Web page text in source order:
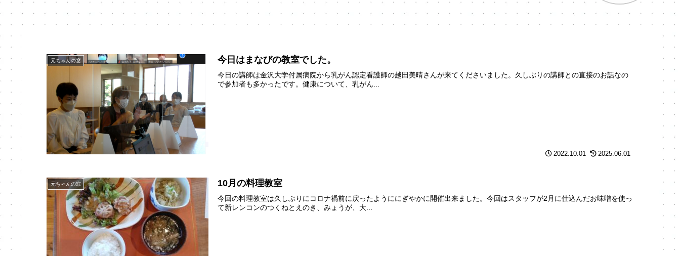
元ちゃんの窓 今日はまなびの教室でした。
今日の講師は金沢大学付属病院から乳がん認定看護師の越田美晴さんが来てくださいました。久しぶりの講師との直接のお話なの
で参加者も多かったです。健康について、乳がん...
2022.10.01 2025.06.01
元ちゃんの窓 10月の料理教室
今回の料理教室は久しぶりにコロナ禍前に戻ったようににぎやかに開催出来ました。今回はスタッフが2月に仕込んだお味噌を使っ
て新レンコンのつくねとえのき、みょうが、大...